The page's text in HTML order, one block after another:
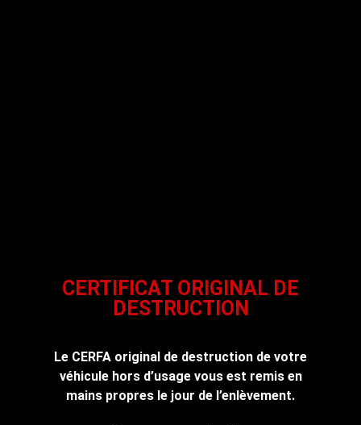
CERTIFICAT ORIGINAL DE
DESTRUCTION
Le CERFA original de destruction de votre
véhicule hors d’usage vous est remis en
mains propres le jour de l’enlèvement.